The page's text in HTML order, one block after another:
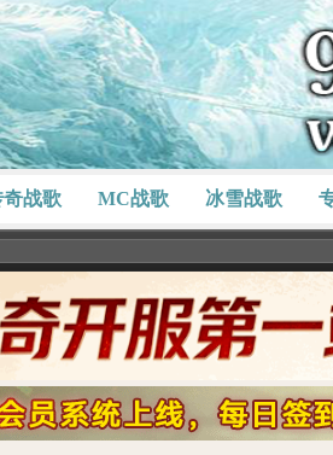
奇战歌 MC战歌 冰雪战歌